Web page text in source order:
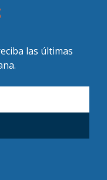
las últimas